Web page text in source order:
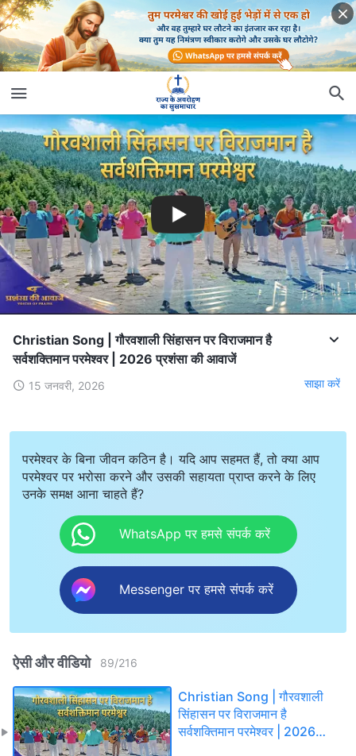
Christian Song | गौरवशाली सिंहासन पर विराजमान है
सर्वशक्तिमान परमेश्वर | 2026 प्रशंसा की आवाजें
15 जनवरी, 2026 साझा करें
परमेश्वर के बिना जीवन कठिन है। यदि आप सहमत हैं, तो क्या आप
परमेश्वर पर भरोसा करने और उसकी सहायता प्राप्त करने के लिए
उनके समक्ष आना चाहते हैं?
WhatsApp पर हमसे संपर्क करें
Messenger पर हमसे संपर्क करें
ऐसी और वीडियो 89/216
Christian Song | गौरवशाली
सिंहासन पर विराजमान है
सर्वशक्तिमान परमेश्वर | 2026